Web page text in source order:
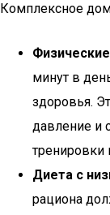
Комплексное
минут в
здоровья.
давление и
тренировки
Диета с
рациона